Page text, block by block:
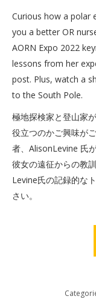
Curious how a polar
you a better OR
AORN Expo 2022
lessons from her
post. Plus, watch a
to the South Pole.
極地探検家と登山家
役立つのかご興味が
者、AlisonLevine 氏
彼女の遠征からの教
Levine氏の記録的な
さい。